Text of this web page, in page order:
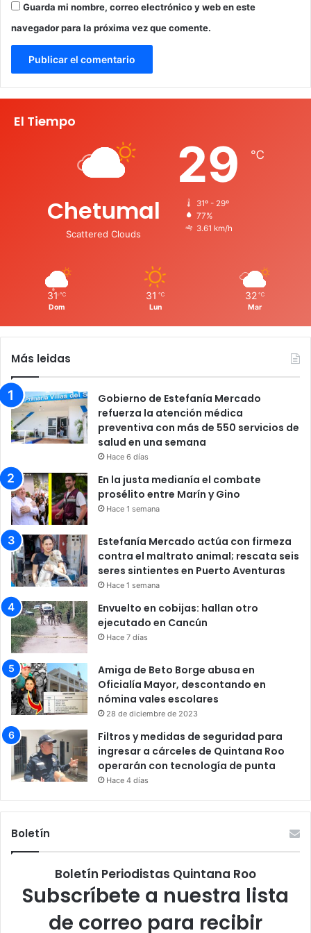
Guarda mi nombre, correo electrónico y web en este
navegador para la próxima vez que comente.
El Tiempo
Chetumal
Scattered Clouds
29 ℃
31º - 29º
77%
3.61 km/h
31 ℃
Dom
31 ℃
Lun
32 ℃
Mar
Más leidas
Gobierno de Estefanía Mercado
refuerza la atención médica
preventiva con más de 550 servicios de
salud en una semana
Hace 6 días
En la justa medianía el combate
prosélito entre Marín y Gino
Hace 1 semana
Estefanía Mercado actúa con firmeza
contra el maltrato animal; rescata seis
seres sintientes en Puerto Aventuras
Hace 1 semana
Envuelto en cobijas: hallan otro
ejecutado en Cancún
Hace 7 días
Amiga de Beto Borge abusa en
Oficialía Mayor, descontando en
nómina vales escolares
28 de diciembre de 2023
Filtros y medidas de seguridad para
ingresar a cárceles de Quintana Roo
operarán con tecnología de punta
Hace 4 días
Boletín
Boletín Periodistas Quintana Roo
Subscríbete a nuestra lista
de correo para recibir